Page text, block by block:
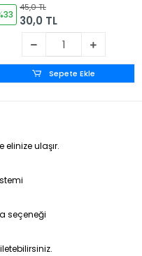
45,0 TL
30,0 TL
Sepete Ekle
elinize ulaşır.
seçeneği